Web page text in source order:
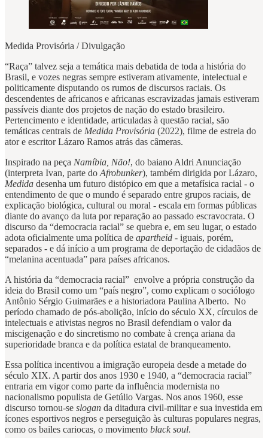
Medida Provisória / Divulgação
“Raça” talvez seja a temática mais debatida de toda a história do
Brasil, e vozes negras sempre estiveram ativamente, intelectual e
politicamente disputando os rumos de discursos raciais. Os
descendentes de africanos e africanas escravizadas jamais estiveram
passíveis diante dos projetos de nação do estado brasileiro.
Pertencimento e identidade, articuladas à questão racial, são
temáticas centrais de Medida Provisória (2022), filme de estreia do
ator e escritor Lázaro Ramos atrás das câmeras.
Inspirado na peça Namíbia, Não!, do baiano Aldri Anunciação
(interpreta Ivan, parte do Afrobunker), também dirigida por Lázaro,
Medida desenha um futuro distópico em que a metafísica racial - o
entendimento de que o mundo é separado entre grupos raciais, de
explicação biológica, cultural ou moral - escala em formas públicas
diante do avanço da luta por reparação ao passado escravocrata. O
discurso da “democracia racial” se quebra e, em seu lugar, o estado
adota oficialmente uma política de apartheid - iguais, porém,
separados - e dá início a um programa de deportação de cidadãos de
“melanina acentuada” para países africanos.
A história da “democracia racial” envolve a própria construção da
ideia do Brasil como um “país negro”, como explicam o sociólogo
Antônio Sérgio Guimarães e a historiadora Paulina Alberto. No
período chamado de pós-abolição, início do século XX, círculos de
intelectuais e ativistas negros no Brasil defendiam o valor da
miscigenação e do sincretismo no combate à crença ariana da
superioridade branca e da política estatal de branqueamento.
Essa política incentivou a imigração europeia desde a metade do
século XIX. A partir dos anos 1930 e 1940, a “democracia racial”
entraria em vigor como parte da influência modernista no
nacionalismo populista de Getúlio Vargas. Nos anos 1960, esse
discurso tornou-se slogan da ditadura civil-militar e sua investida em
ícones esportivos negros e perseguição às culturas populares negras,
como os bailes cariocas, o movimento black soul.